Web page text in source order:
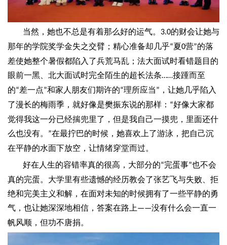
当然，她也不总是有着那么好的运气。 3.0的财会让她与
那年的学院奖学金失之交臂；精心准备却几乎“夏0营”的落
差使她整个暑假都陷入了兵荒马乱；法大面试时看错题目的
眼前一黑、北大面试时完全陌生的超长法条……接踵而至
的“差一点”和家人朋友们期许的“理所应当” ，让她几乎陷入
了漫长的梅雨季，就好像是樊振东说的那样： “好像大家都
觉得我这一分已经揣兜里了，但是我自己一摸兜，里面还什
么也没有。 ”在最拧巴的时候，她喜欢上了游泳，把自己沉
在平静的水面下放空，让情绪穿堂而过。
好在人生的容错率真的很高，大部分的“完蛋事”也不会
真的完蛋。大学里有些遗憾的经历教会了张艺飞与失败、拒
绝和完美主义和解，在面对未知的时候拥有了一些平静的勇
气，也让她深深地相信，答案在路上——没有什么会一直一
帆风顺，但功不唐捐。